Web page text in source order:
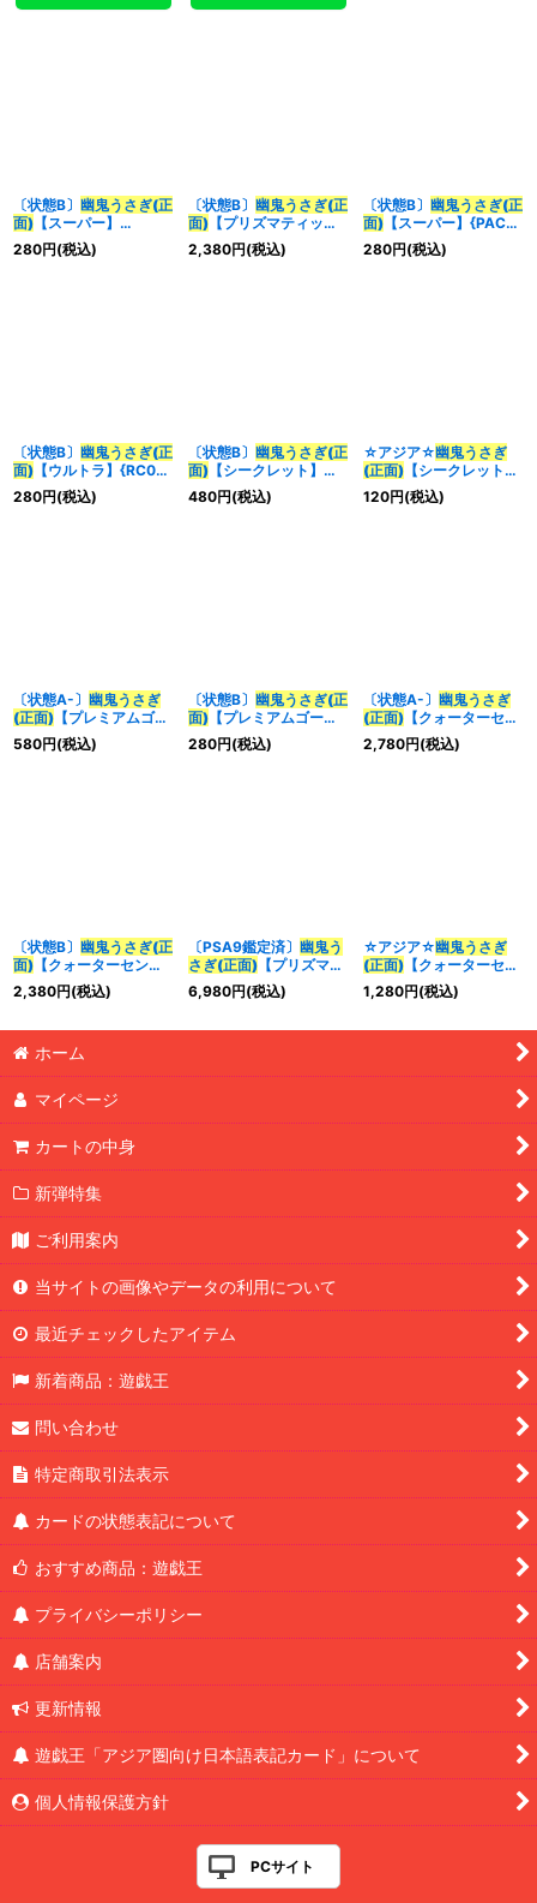
〔状態B〕 幽鬼うさぎ(正
面) 【スーパー】
{QCAC-JP048}《モン
スター》
280円(税込)
〔状態B〕 幽鬼うさぎ(正
面)【プリズマティック
シークレット】{PAC1-
JP014}《モンスター》
2,380円(税込)
〔状態B〕 幽鬼うさぎ(正
面)【スーパー】{PAC1-
JP014}《モンスター》
280円(税込)
〔状態B〕 幽鬼うさぎ(正
面) 【ウルトラ】{RC03-
JP007}《モンスター》
280円(税込)
〔状態B〕 幽鬼うさぎ(正
面)【シークレット】
{QCAC-JP048}《モン
スター》
480円(税込)
☆アジア☆幽鬼うさぎ
(正面)【シークレット】
{アジアQCAC-JP048}
《モンスター》
120円(税込)
〔状態A-〕 幽鬼うさぎ
(正面) 【プレミアムゴー
ルド】{RC03-JP007}
《モンスター》
580円(税込)
〔状態B〕 幽鬼うさぎ(正
面)【プレミアムゴール
ド】{RC03-JP007}
《モンスター》
280円(税込)
〔状態A-〕 幽鬼うさぎ
(正面)【クォーターセン
チュリーシークレット】
{QCAC-JP048}《モン
2,780円(税込)
〔状態B〕 幽鬼うさぎ(正
面) 【クォーターセンチ
ュリーシークレット】
{QCAC-JP048}《モン
2,380円(税込)
〔PSA9鑑定済〕 幽鬼う
さぎ(正面)【プリズマテ
ィックシークレット】
{PAC1-JP014}《モンス
6,980円(税込)
☆アジア☆幽鬼うさぎ
(正面)【クォーターセン
チュリーシークレット】
{アジアQCAC-JP048}
1,280円(税込)
ホーム
マイページ
カートの中身
新弾特集
ご利用案内
当サイトの画像やデータの利用について
最近チェックしたアイテム
新着商品：遊戯王
問い合わせ
特定商取引法表示
カードの状態表記について
おすすめ商品：遊戯王
プライバシーポリシー
店舗案内
更新情報
遊戯王「アジア圏向け日本語表記カード」について
個人情報保護方針
PCサイト